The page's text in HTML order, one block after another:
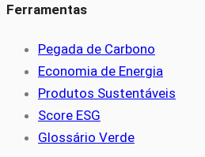
Ferramentas
Pegada de Carbono
Economia de Energia
Produtos Sustentáveis
Score ESG
Glossário Verde